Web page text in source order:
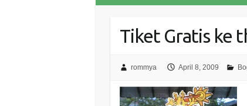
Tiket Gratis ke
rommya April 8, 2009